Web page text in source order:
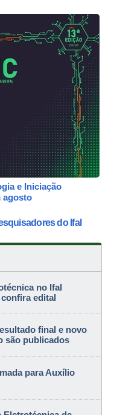
e Iniciação
agosto
do Ifal
no Ifal
edital
final e novo
são publicados
para Auxílio